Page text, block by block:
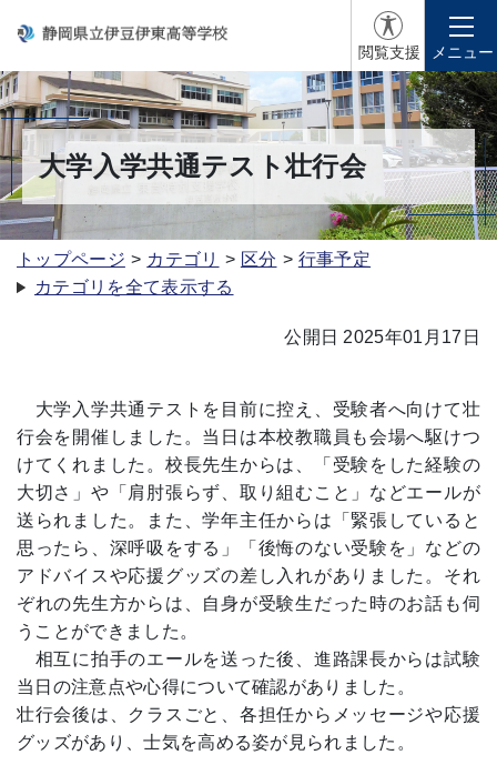
閲覧支援 メニュー
大学入学共通テスト壮行会
トップページ カテゴリ 区分
行事予定
カテゴリを全て表示する
公開日 2025年01月17日
大学入学共通テストを目前に控え、受験者へ向けて壮
行会を開催しました。当日は本校教職員も会場へ駆けつ
けてくれました。校長先生からは、「受験をした経験の
大切さ」や「肩肘張らず、取り組むこと」などエールが
送られました。また、学年主任からは「緊張していると
思ったら、深呼吸をする」「後悔のない受験を」などの
アドバイスや応援グッズの差し入れがありました。それ
ぞれの先生方からは、自身が受験生だった時のお話も伺
うことができました。
相互に拍手のエールを送った後、進路課長からは試験
当日の注意点や心得について確認がありました。
壮行会後は、クラスごと、各担任からメッセージや応援
グッズがあり、士気を高める姿が見られました。